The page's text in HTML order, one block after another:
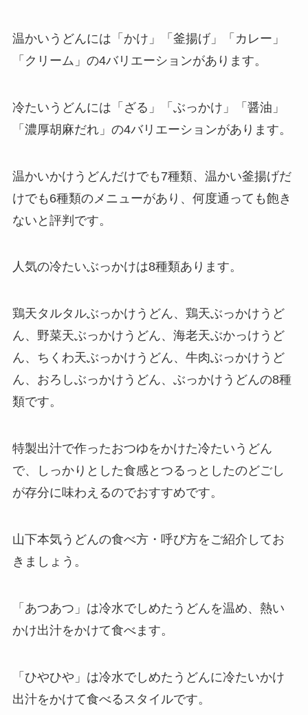
温かいうどんには「かけ」「釜揚げ」「カレー」
「クリーム」の4バリエーションがあります。
冷たいうどんには「ざる」「ぶっかけ」「醤油」
「濃厚胡麻だれ」の4バリエーションがあります。
温かいかけうどんだけでも7種類、温かい釜揚げだ
けでも6種類のメニューがあり、何度通っても飽き
ないと評判です。
人気の冷たいぶっかけは8種類あります。
鶏天タルタルぶっかけうどん、鶏天ぶっかけうど
ん、野菜天ぶっかけうどん、海老天ぶかっけうど
ん、ちくわ天ぶっかけうどん、牛肉ぶっかけうど
ん、おろしぶっかけうどん、ぶっかけうどんの8種
類です。
特製出汁で作ったおつゆをかけた冷たいうどん
で、しっかりとした食感とつるっとしたのどごし
が存分に味わえるのでおすすめです。
山下本気うどんの食べ方・呼び方をご紹介してお
きましょう。
「あつあつ」は冷水でしめたうどんを温め、熱い
かけ出汁をかけて食べます。
「ひやひや」は冷水でしめたうどんに冷たいかけ
出汁をかけて食べるスタイルです。